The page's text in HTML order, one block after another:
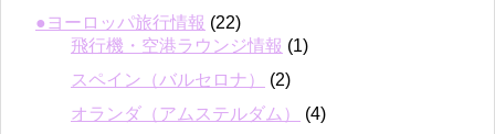
●ヨーロッパ旅行情報 (22)
飛行機・空港ラウンジ情報 (1)
スペイン（バルセロナ）
(2)
オランダ（アムステルダム）
(4)